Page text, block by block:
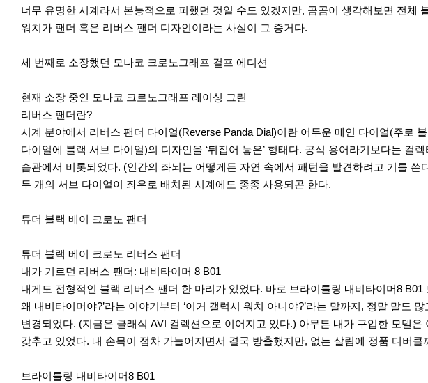
너무 유명한 시계라서 본능적으로 피했던 것일 수도 있겠지만, 곰곰이 생각해보면 전
워치가 팬더 혹은 리버스 팬더 디자인이라는 사실이 그 증거다.
세 번째로 소장했던 모나코 크로노그래프 걸프 에디션
현재 소장 중인 모나코 크로노그래프 레이싱 그린
리버스 팬더란?
시계 분야에서 리버스 팬더 다이얼(Reverse Panda Dial)이란 어두운 메인 다이얼(주로
다이얼에 블랙 서브 다이얼)의 디자인을 ‘뒤집어 놓은’ 형태다. 공식 용어라기보다는
습관에서 비롯되었다. (인간의 좌뇌는 어떻게든 자연 속에서 패턴을 발견하려고 기를
두 개의 서브 다이얼이 좌우로 배치된 시계에도 종종 사용되곤 한다.
튜더 블랙 베이 크로노 팬더
튜더 블랙 베이 크로노 리버스 팬더
내가 기르던 리버스 팬더: 내비타이머 8 B01
내게도 전형적인 블랙 리버스 팬더 한 마리가 있었다. 바로 브라이틀링 내비타이머8
왜 내비타이머야?’라는 이야기부터 ‘이거 갤럭시 워치 아니야?’라는 말까지, 정말 말도
변경되었다. (지금은 클래식 AVI 컬렉션으로 이어지고 있다.) 아무튼 내가 구입한 모델
갖추고 있었다. 내 손목이 점차 가늘어지면서 결국 방출했지만, 없는 살림에 정품 디버
브라이틀링 내비타이머8 B01